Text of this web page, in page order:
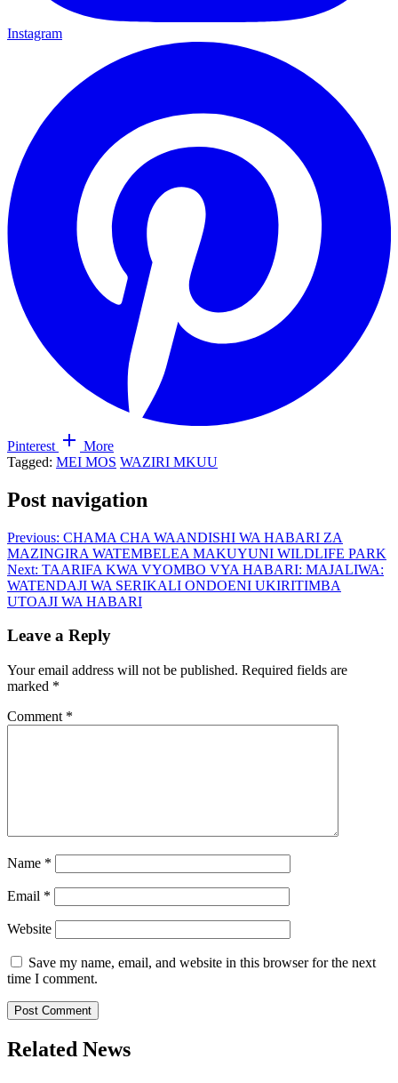
Instagram
Pinterest
More
Tagged: MEI MOS WAZIRI MKUU
Post navigation
Previous: CHAMA CHA WAANDISHI WA HABARI ZA
MAZINGIRA WATEMBELEA MAKUYUNI WILDLIFE PARK
Next: TAARIFA KWA VYOMBO VYA HABARI: MAJALIWA:
WATENDAJI WA SERIKALI ONDOENI UKIRITIMBA
UTOAJI WA HABARI
Leave a Reply
Your email address will not be published. Required fields are
marked *
Comment *
Name *
Email *
Website
Save my name, email, and website in this browser for the next
time I comment.
Related News